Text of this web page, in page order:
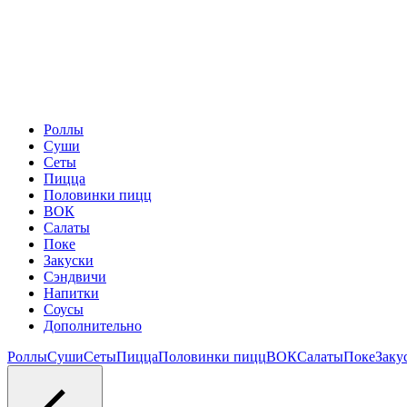
Роллы
Суши
Сеты
Пицца
Половинки пицц
ВОК
Салаты
Поке
Закуски
Сэндвичи
Напитки
Соусы
Дополнительно
РоллыСушиСетыПиццаПоловинки пиццВОКСалатыПоке